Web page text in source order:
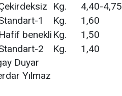
Kg.
4,40-4,75
1 Kg.
1,60
Hafif benekli Kg.
1,50
2 Kg.
1,40
Duyar
Yılmaz